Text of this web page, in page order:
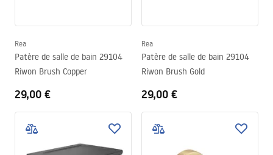
Rea
Patère de salle de bain 29104
Riwon Brush Copper
29,00 €
Rea
Patère de salle de bain 29104
Riwon Brush Gold
29,00 €